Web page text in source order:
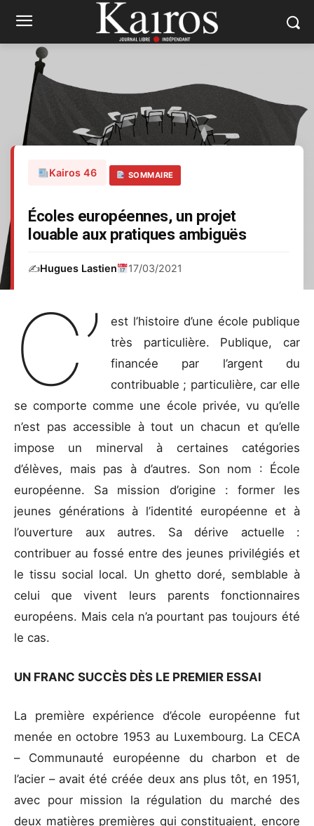
Kairos 46 SOMMAIRE
Écoles européennes, un projet
louable aux pratiques ambiguës
✍️Hugues Lastien 17/03/2021
C’
est l’histoire d’une école publique
très particulière. Publique, car
financée par l’argent du
contribuable ; particulière, car elle
se comporte comme une école privée, vu qu’elle
n’est pas accessible à tout un chacun et qu’elle
impose un minerval à certaines catégories
d’élèves, mais pas à d’autres. Son nom : École
européenne. Sa mission d’origine : former les
jeunes générations à l’identité européenne et à
l’ouverture aux autres. Sa dérive actuelle :
contribuer au fossé entre des jeunes privilégiés et
le tissu social local. Un ghetto doré, semblable à
celui que vivent leurs parents fonctionnaires
européens. Mais cela n’a pourtant pas toujours été
le cas.
UN FRANC SUCCÈS DÈS LE PREMIER ESSAI
La première expérience d’école européenne fut
menée en octobre 1953 au Luxembourg. La CECA
– Communauté européenne du charbon et de
l’acier – avait été créée deux ans plus tôt, en 1951,
avec pour mission la régulation du marché des
deux matières premières qui constituaient, encore